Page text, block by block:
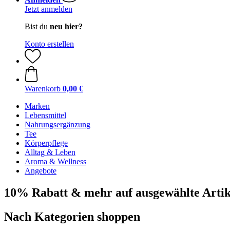
Jetzt anmelden
Bist du neu hier?
Konto erstellen
Warenkorb 0,00 €
Marken
Lebensmittel
Nahrungsergänzung
Tee
Körperpflege
Alltag & Leben
Aroma & Wellness
Angebote
10% Rabatt & mehr auf ausgewählte
Nach Kategorien shoppen